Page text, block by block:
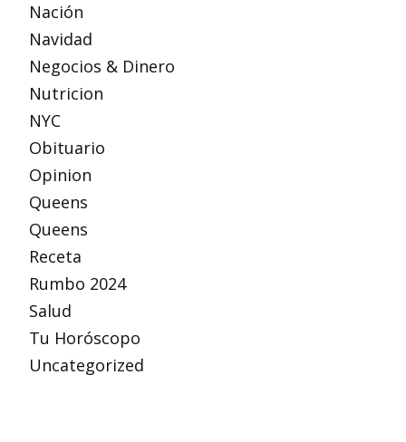
Nación
Navidad
Negocios & Dinero
Nutricion
NYC
Obituario
Opinion
Queens
Queens
Receta
Rumbo 2024
Salud
Tu Horóscopo
Uncategorized